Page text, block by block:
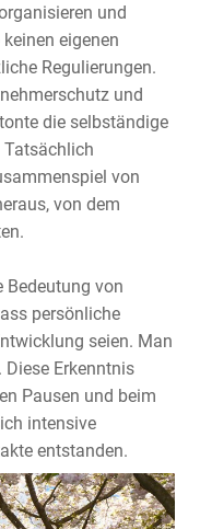
und
eigenen
Regulierungen.
und
die selbständige
von
von dem
Bedeutung von
persönliche
seien. Man
Erkenntnis
Pausen und beim
intensive
entstanden.